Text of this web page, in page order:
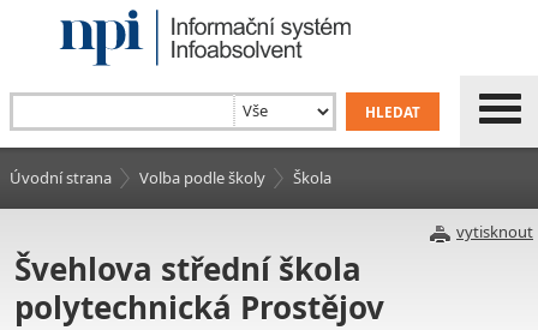
Úvodní strana Volba podle školy Škola
vytisknout
Švehlova střední škola
polytechnická Prostějov